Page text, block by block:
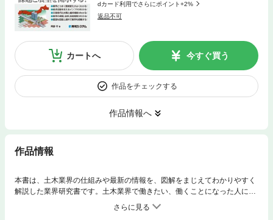
dカード利用でさらにポイント+2%
返品不可
カートへ 今すぐ買う
作品をチェックする
作品情報へ
作品情報
本書は、土木業界の仕組みや最新の情報を、図解をまじえてわかりやすく
解説した業界研究書です。土木業界で働きたい、働くことになった人に最